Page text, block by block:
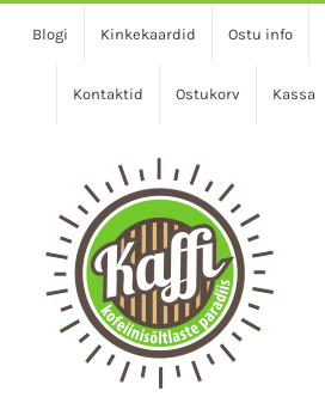
Blogi Kinkekaardid Ostu info
Kontaktid Ostukorv Kassa